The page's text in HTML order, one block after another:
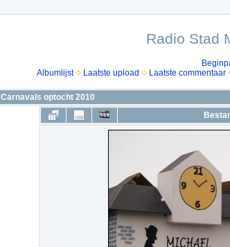
Radio Stad
Albumlijst
Laatste upload Laatste commentaar
Carnavals optocht 2010